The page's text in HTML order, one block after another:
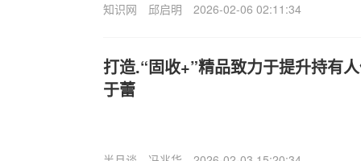
知识网 邱启明 2026-02-06 02:11:34
打造.“固收+”精品致力于提升持有
于蕾